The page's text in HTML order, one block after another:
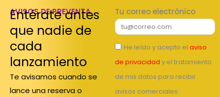
AVISOS DE PREVENTA
Entérate antes
que nadie de
cada
lanzamiento
Te avisamos cuando se
lance una reserva o
Tu correo electrónico
He leído y acepto el aviso
de privacidad y el tratamiento
de mis datos para recibir
avisos comerciales.